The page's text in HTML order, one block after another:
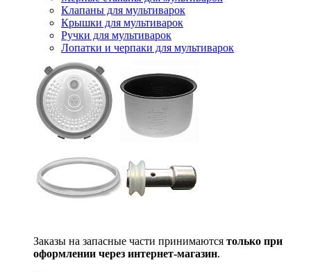
Клапаны для мультиварок
Крышки для мультиварок
Ручки для мультиварок
Лопатки и черпаки для мультиварок
Заказы на запасные части принимаются только при
оформлении через интернет-магазин.